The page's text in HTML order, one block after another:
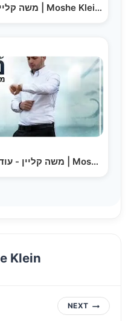
משה קליין & בני פרידמן - בין כוכבים | Moshe Klein…
משה קליין - עוד לא מאוחר - הקליפ הרשמי | Moshe Klein…
Klein
NEXT